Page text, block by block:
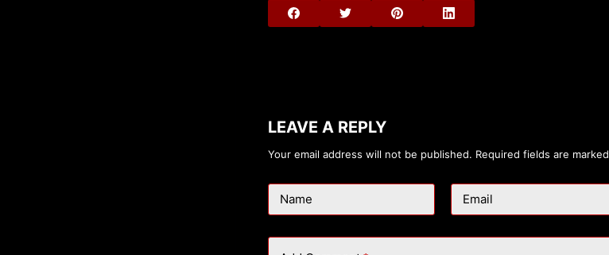
LEAVE A REPLY
Your email address will not be published. Required fields are marked
Name Email